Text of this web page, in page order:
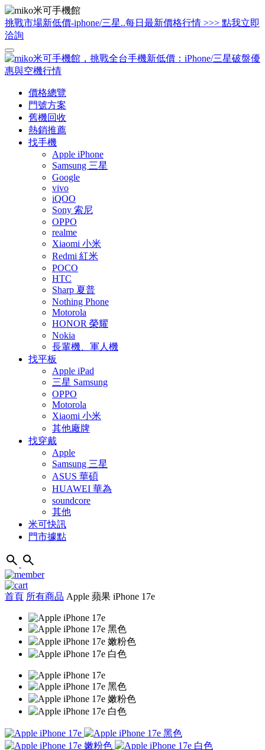
挑戰市場新低價-iphone/三星..每日最新價格行情 >>> 點我立即
洽詢
價格總覽
門號方案
舊機回收
熱銷推薦
找手機
Apple iPhone
Samsung 三星
Google
vivo
iQOO
Sony 索尼
OPPO
realme
Xiaomi 小米
Redmi 紅米
POCO
HTC
Sharp 夏普
Nothing Phone
Motorola
HONOR 榮耀
Nokia
長輩機、軍人機
找平板
Apple iPad
三星 Samsung
OPPO
Motorola
Xiaomi 小米
其他廠牌
找穿戴
Apple
Samsung 三星
ASUS 華碩
HUAWEI 華為
soundcore
其他
米可快訊
門市據點
首頁 所有商品 Apple 蘋果 iPhone 17e